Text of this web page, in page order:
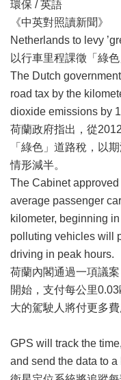
環保 / 英語
《中英對照讀新聞》
Netherlands to levy
以行車里程課徵「綠
The Dutch
road tax by the
dioxide emissions by
荷蘭政府指出，從
「綠色」道路稅，以
情形減半。
The Cabinet
average passenger
kilometer, beginning
polluting vehicles will
driving in peak hours.
荷蘭內閣通過一項議
開始，支付每公里
大的駕駛人將付更多
GPS will track the
and send the data to